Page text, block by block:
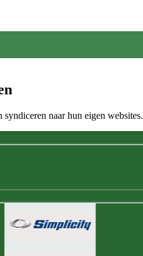
naar hun eigen websites.